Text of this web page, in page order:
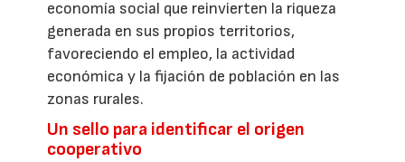
economía social que reinvierten la riqueza
generada en sus propios territorios,
favoreciendo el empleo, la actividad
económica y la fijación de población en las
zonas rurales.
Un sello para identificar el origen
cooperativo